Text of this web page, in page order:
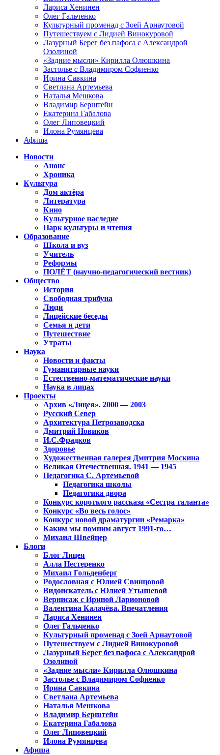
Лариса Хенинен
Олег Гальченко
Культурный променад с Зоей Арнаутовой
Путешествуем с Лидией Винокуровой
Лазурный Берег без пафоса с Александрой
Озолиной
«Задние мысли» Кирилла Олюшкина
Застолье с Владимиром Софиенко
Ирина Савкина
Светлана Артемьева
Наталья Мешкова
Владимир Берштейн
Екатерина Габалова
Олег Липовецкий
Илона Румянцева
Афиша
Новости
Анонс
Хроника
Культура
Дом актёра
Литература
Кино
Культурное наследие
Парк культуры и чтения
Образование
Школа и вуз
Учитель
Реформы
ПОЛЁТ (научно-педагогический вестник)
Общество
История
Свободная трибуна
Люди
Лицейские беседы
Семья и дети
Путешествие
Утраты
Наука
Новости и факты
Гуманитарные науки
Естественно-математические науки
Наука в лицах
Проекты
Архив «Лицея». 2000 — 2003
Русский Север
Архитектура Петрозаводска
Дмитрий Новиков
И.С.Фрадков
Здоровье
Художественная галерея Дмитрия Москина
Великая Отечественная. 1941 — 1945
Педагогика С. Артемьевой
Педагогика школы
Педагогика двора
Конкурс короткого рассказа «Сестра таланта»
Конкурс «Во весь голос»
Конкурс новой драматургии «Ремарка»
Каким мы помним август 1991-го…
Михаил Швейцер
Блоги
Блог Лицея
Алла Нестеренко
Михаил Гольденберг
Родословная с Юлией Свинцовой
Видоискатель с Юлией Утышевой
Вернисаж с Ириной Ларионовой
Валентина Калачёва. Впечатления
Лариса Хенинен
Олег Гальченко
Культурный променад с Зоей Арнаутовой
Путешествуем с Лидией Винокуровой
Лазурный Берег без пафоса с Александрой
Озолиной
«Задние мысли» Кирилла Олюшкина
Застолье с Владимиром Софиенко
Ирина Савкина
Светлана Артемьева
Наталья Мешкова
Владимир Берштейн
Екатерина Габалова
Олег Липовецкий
Илона Румянцева
Афиша